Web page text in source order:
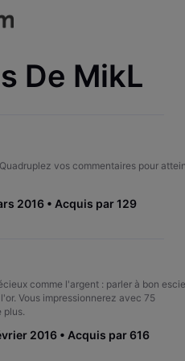
De MikL
vos commentaires pour
2016 Acquis par 129
comme l'argent : parler à bon
Vous impressionnerez avec 75
2016 Acquis par 616